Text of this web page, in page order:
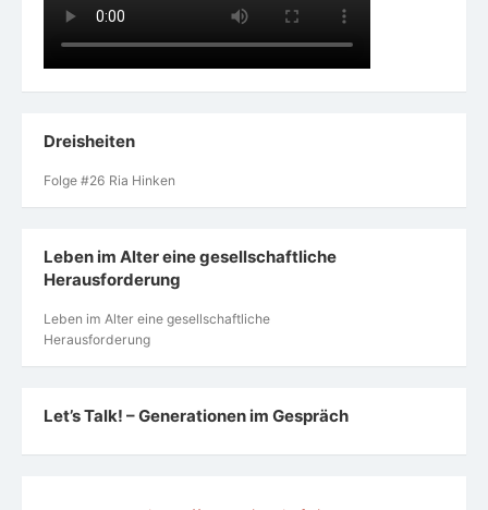
Dreisheiten
Folge #26 Ria Hinken
Leben im Alter eine gesellschaftliche
Herausforderung
Leben im Alter eine gesellschaftliche
Herausforderung
Let’s Talk! – Generationen im Gespräch